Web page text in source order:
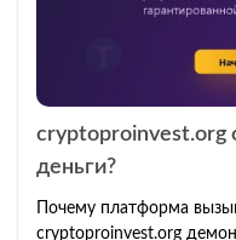
cryptoproinvest.org
деньги?
Почему платформа
cryptoproinvest.org